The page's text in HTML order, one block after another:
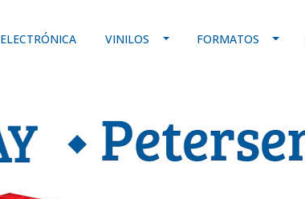
ELECTRÓNICA VINILOS FORMATOS